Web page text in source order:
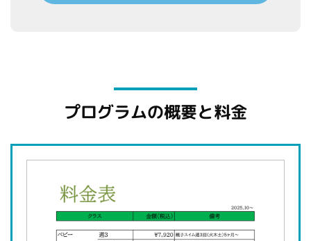
プログラムの概要と料金